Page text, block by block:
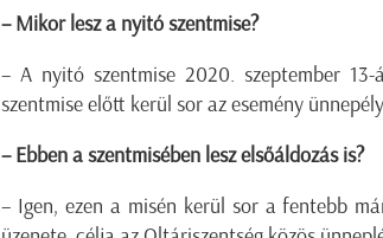
– Mikor lesz a nyitó szentmise?
– A nyitó szentmise 2020. szeptember
szentmise előtt kerül sor az esemény
– Ebben a szentmisében lesz elsőáldozás is?
– Igen, ezen a misén kerül sor a fentebb